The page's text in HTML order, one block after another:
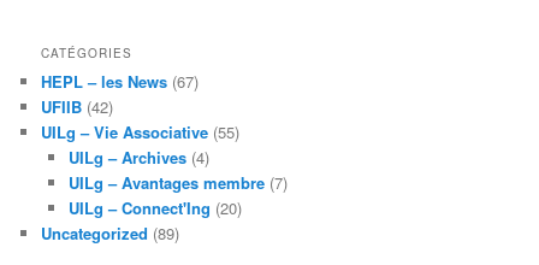
CATÉGORIES
HEPL – les News (67)
UFIIB (42)
UILg – Vie Associative (55)
UILg – Archives(4)
UILg – Avantages membre(7)
UILg – Connect'Ing (20)
Uncategorized (89)